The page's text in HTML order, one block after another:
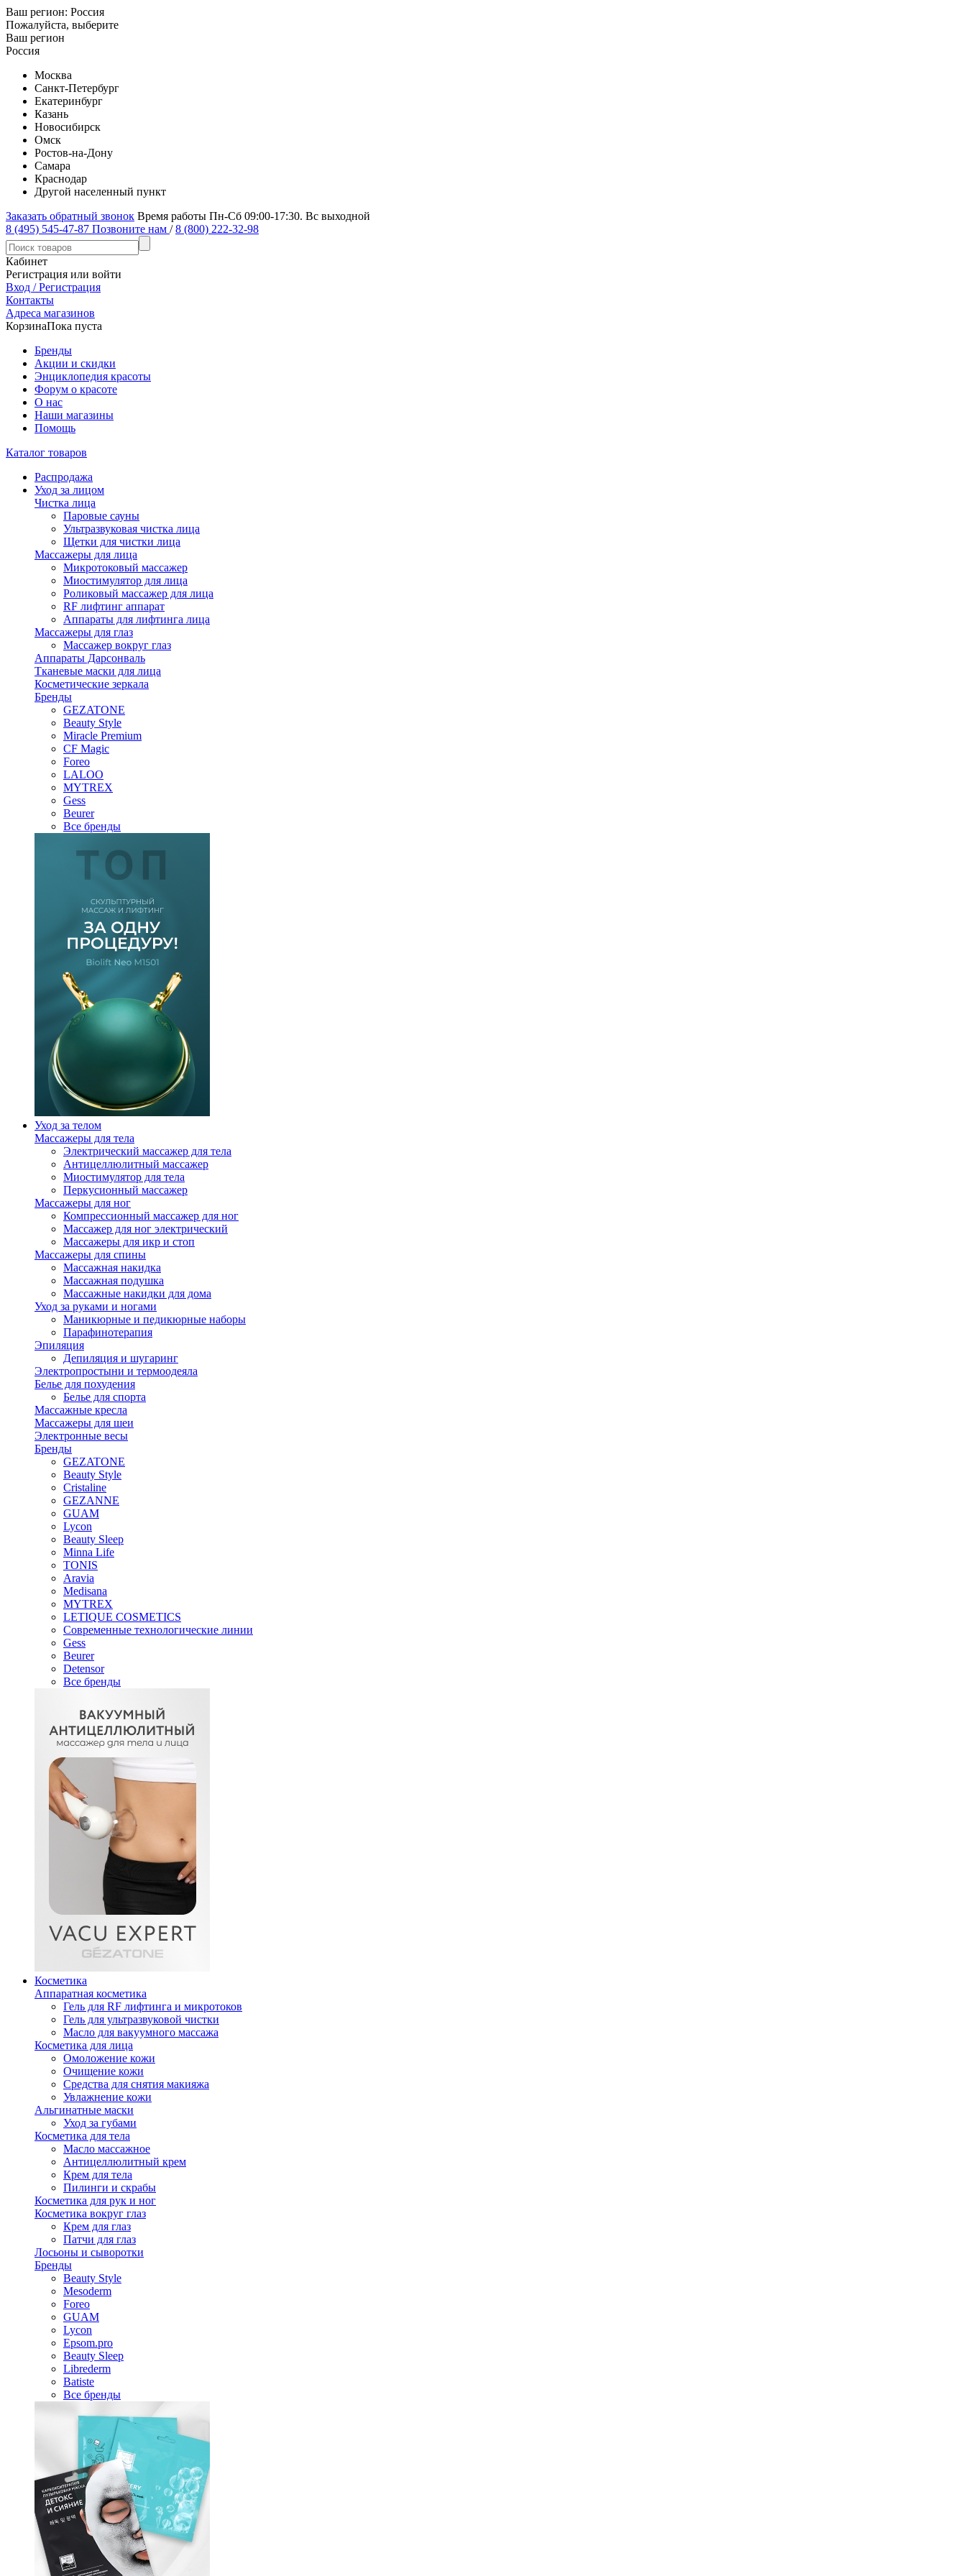
Ваш регион: Россия
Пожалуйста, выберите
Ваш регион
Россия
Москва
Санкт-Петербург
Екатеринбург
Казань
Новосибирск
Омск
Ростов-на-Дону
Самара
Краснодар
Другой населенный пункт
Заказать обратный звонок Время работы Пн-Сб 09:00-17:30. Вс выходной
8 (495) 545-47-87 Позвоните нам / 8 (800) 222-32-98
Кабинет
Регистрация или войти
Вход / Регистрация
Контакты
Адреса магазинов
КорзинаПока пуста
Бренды
Акции и скидки
Энциклопедия красоты
Форум о красоте
О нас
Наши магазины
Помощь
Каталог товаров
Распродажа
Уход за лицом
Чистка лица
Паровые сауны
Ультразвуковая чистка лица
Щетки для чистки лица
Массажеры для лица
Микротоковый массажер
Миостимулятор для лица
Роликовый массажер для лица
RF лифтинг аппарат
Аппараты для лифтинга лица
Массажеры для глаз
Массажер вокруг глаз
Аппараты Дарсонваль
Тканевые маски для лица
Косметические зеркала
Бренды
GEZATONE
Beauty Style
Miracle Premium
CF Magic
Foreo
LALOO
MYTREX
Gess
Beurer
Все бренды
Уход за телом
Массажеры для тела
Электрический массажер для тела
Антицеллюлитный массажер
Миостимулятор для тела
Перкусионный массажер
Массажеры для ног
Компрессионный массажер для ног
Массажер для ног электрический
Массажеры для икр и стоп
Массажеры для спины
Массажная накидка
Массажная подушка
Массажные накидки для дома
Уход за руками и ногами
Маникюрные и педикюрные наборы
Парафинотерапия
Эпиляция
Депиляция и шугаринг
Электропростыни и термоодеяла
Белье для похудения
Белье для спорта
Массажные кресла
Массажеры для шеи
Электронные весы
Бренды
GEZATONE
Beauty Style
Cristaline
GEZANNE
GUAM
Lycon
Beauty Sleep
Minna Life
TONIS
Aravia
Medisana
MYTREX
LETIQUE COSMETICS
Современные технологические линии
Gess
Beurer
Detensor
Все бренды
Косметика
Аппаратная косметика
Гель для RF лифтинга и микротоков
Гель для ультразвуковой чистки
Масло для вакуумного массажа
Косметика для лица
Омоложение кожи
Очищение кожи
Средства для снятия макияжа
Увлажнение кожи
Альгинатные маски
Уход за губами
Косметика для тела
Масло массажное
Антицеллюлитный крем
Крем для тела
Пилинги и скрабы
Косметика для рук и ног
Косметика вокруг глаз
Крем для глаз
Патчи для глаз
Лосьоны и сыворотки
Бренды
Beauty Style
Mesoderm
Foreo
GUAM
Lycon
Epsom.pro
Beauty Sleep
Librederm
Batiste
Все бренды